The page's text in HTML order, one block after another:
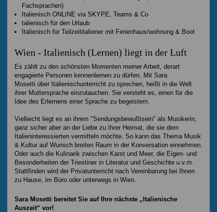
Fachsprachen)
Italienisch ONLINE via SKYPE, Teams & Co
talienisch für den Urlaub
Italienisch für Teilzeititaliener mit Ferienhaus/wohnung & Boot
Wien - Italienisch (Lernen) liegt in der Luft
Es zählt zu den schönsten Momenten meiner Arbeit, derart
engagierte Personen kennenlernen zu dürfen. Mit Sara
Mosetti über Italienischunterricht zu sprechen, heißt in die Welt
ihrer Muttersprache einzutauchen. Sie versteht es, einen für die
Idee des Erlernens einer Sprache zu begeistern.
Vielleicht liegt es an ihrem "Sendungsbewußtsein" als Musikerin,
ganz sicher aber an der Liebe zu Ihrer Heimat, die sie dem
Italieninteressierten vermitteln möchte. So kann das Thema Musik
& Kultur auf Wunsch breiten Raum in der Konversation einnehmen.
Oder auch die Kulinarik zwischen Karst und Meer, die Eigen- und
Besonderheiten der Triestiner in Literatur und Geschichte u.v.m.
Stattfinden wird der Privatunterricht nach Vereinbarung bei Ihnen
zu Hause, im Büro oder unterwegs in Wien.
Sara Mosetti bereitet Sie auf Ihre nächste „Italienische
Auszeit“ vor!